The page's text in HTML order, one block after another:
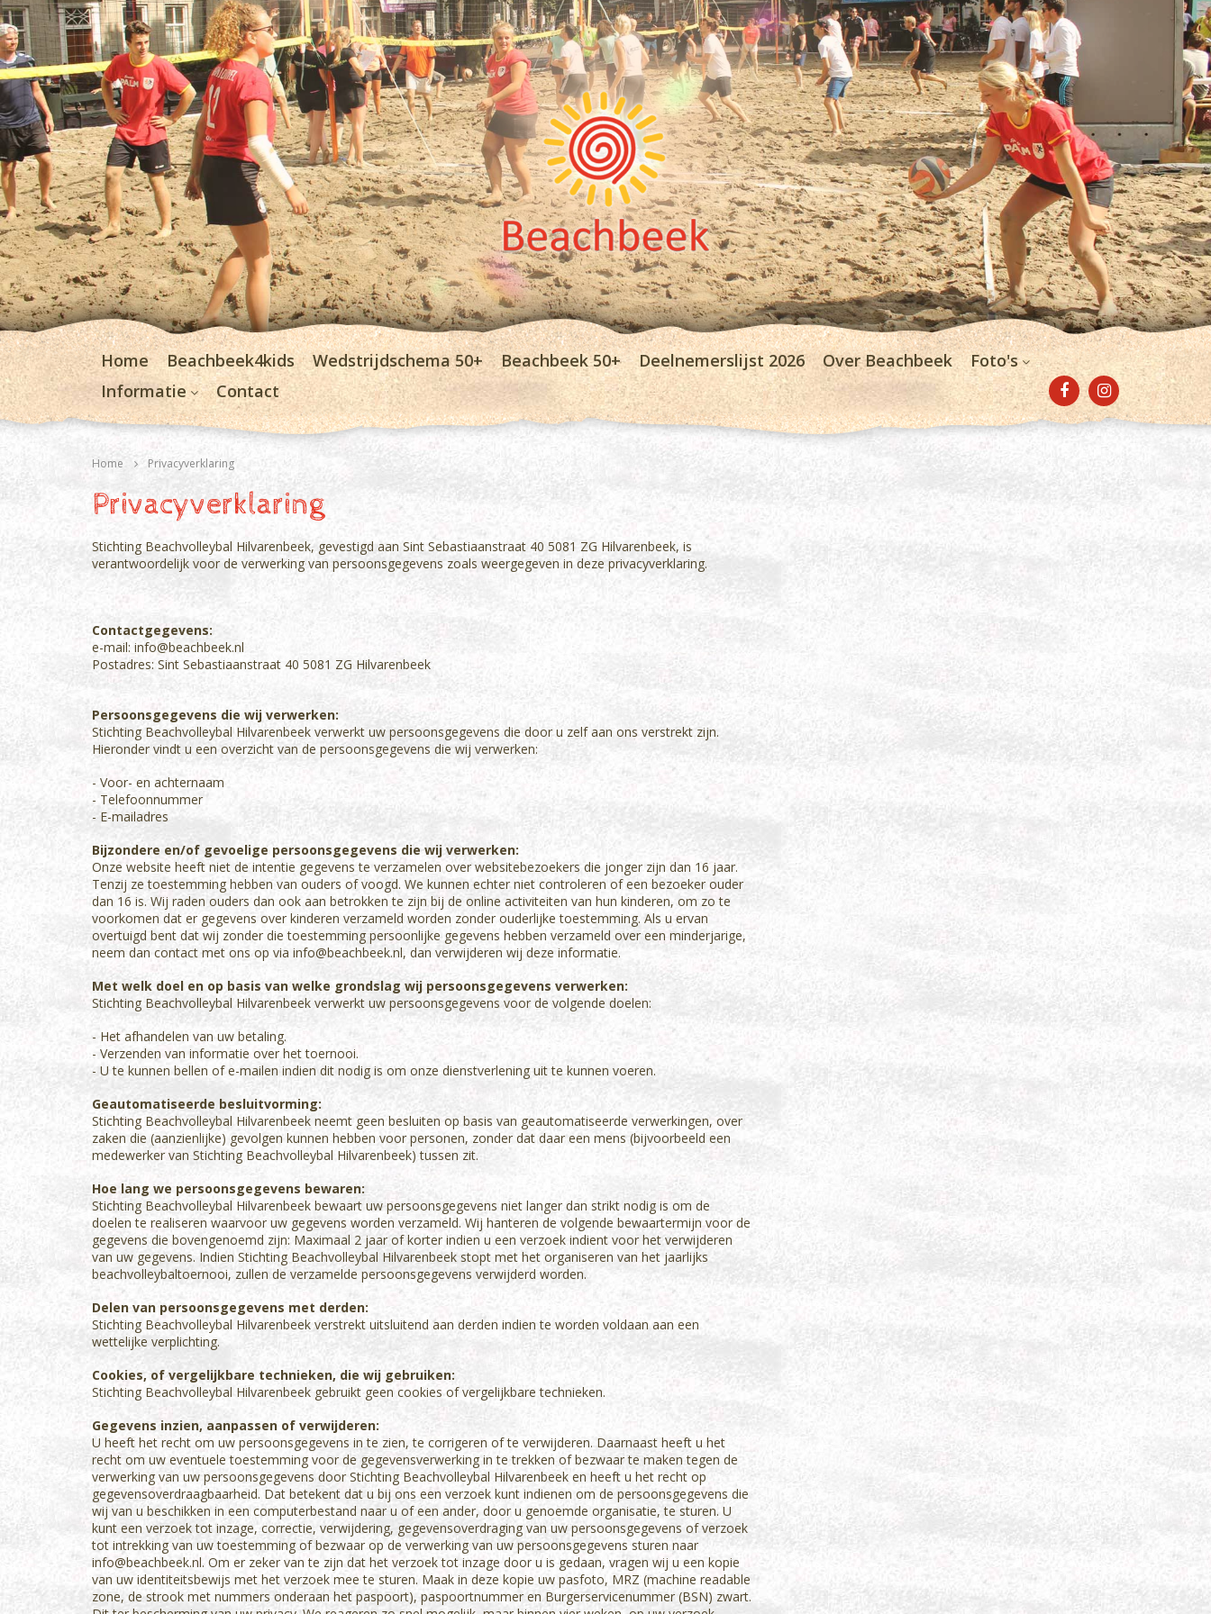
Home Beachbeek4kids Wedstrijdschema 50+ Beachbeek 50+ Deelnemerslijst 2026 Over Beachbeek
Foto's
Informatie
Contact
Home Privacyverklaring
Privacyverklaring
Stichting Beachvolleybal Hilvarenbeek, gevestigd aan Sint Sebastiaanstraat 40 5081 ZG Hilvarenbeek, is
verantwoordelijk voor de verwerking van persoonsgegevens zoals weergegeven in deze privacyverklaring.
Contactgegevens:
e-mail: info@beachbeek.nl
Postadres: Sint Sebastiaanstraat 40 5081 ZG Hilvarenbeek
Persoonsgegevens die wij verwerken:
Stichting Beachvolleybal Hilvarenbeek verwerkt uw persoonsgegevens die door u zelf aan ons verstrekt zijn.
Hieronder vindt u een overzicht van de persoonsgegevens die wij verwerken:
- Voor- en achternaam
- Telefoonnummer
- E-mailadres
Bijzondere en/of gevoelige persoonsgegevens die wij verwerken:
Onze website heeft niet de intentie gegevens te verzamelen over websitebezoekers die jonger zijn dan 16 jaar.
Tenzij ze toestemming hebben van ouders of voogd. We kunnen echter niet controleren of een bezoeker ouder
dan 16 is. Wij raden ouders dan ook aan betrokken te zijn bij de online activiteiten van hun kinderen, om zo te
voorkomen dat er gegevens over kinderen verzameld worden zonder ouderlijke toestemming. Als u ervan
overtuigd bent dat wij zonder die toestemming persoonlijke gegevens hebben verzameld over een minderjarige,
neem dan contact met ons op via info@beachbeek.nl, dan verwijderen wij deze informatie.
Met welk doel en op basis van welke grondslag wij persoonsgegevens verwerken:
Stichting Beachvolleybal Hilvarenbeek verwerkt uw persoonsgegevens voor de volgende doelen:
- Het afhandelen van uw betaling.
- Verzenden van informatie over het toernooi.
- U te kunnen bellen of e-mailen indien dit nodig is om onze dienstverlening uit te kunnen voeren.
Geautomatiseerde besluitvorming:
Stichting Beachvolleybal Hilvarenbeek neemt geen besluiten op basis van geautomatiseerde verwerkingen, over
zaken die (aanzienlijke) gevolgen kunnen hebben voor personen, zonder dat daar een mens (bijvoorbeeld een
medewerker van Stichting Beachvolleybal Hilvarenbeek) tussen zit.
Hoe lang we persoonsgegevens bewaren:
Stichting Beachvolleybal Hilvarenbeek bewaart uw persoonsgegevens niet langer dan strikt nodig is om de
doelen te realiseren waarvoor uw gegevens worden verzameld. Wij hanteren de volgende bewaartermijn voor de
gegevens die bovengenoemd zijn: Maximaal 2 jaar of korter indien u een verzoek indient voor het verwijderen
van uw gegevens. Indien Stichting Beachvolleybal Hilvarenbeek stopt met het organiseren van het jaarlijks
beachvolleybaltoernooi, zullen de verzamelde persoonsgegevens verwijderd worden.
Delen van persoonsgegevens met derden:
Stichting Beachvolleybal Hilvarenbeek verstrekt uitsluitend aan derden indien te worden voldaan aan een
wettelijke verplichting.
Cookies, of vergelijkbare technieken, die wij gebruiken:
Stichting Beachvolleybal Hilvarenbeek gebruikt geen cookies of vergelijkbare technieken.
Gegevens inzien, aanpassen of verwijderen:
U heeft het recht om uw persoonsgegevens in te zien, te corrigeren of te verwijderen. Daarnaast heeft u het
recht om uw eventuele toestemming voor de gegevensverwerking in te trekken of bezwaar te maken tegen de
verwerking van uw persoonsgegevens door Stichting Beachvolleybal Hilvarenbeek en heeft u het recht op
gegevensoverdraagbaarheid. Dat betekent dat u bij ons een verzoek kunt indienen om de persoonsgegevens die
wij van u beschikken in een computerbestand naar u of een ander, door u genoemde organisatie, te sturen. U
kunt een verzoek tot inzage, correctie, verwijdering, gegevensoverdraging van uw persoonsgegevens of verzoek
tot intrekking van uw toestemming of bezwaar op de verwerking van uw persoonsgegevens sturen naar
info@beachbeek.nl. Om er zeker van te zijn dat het verzoek tot inzage door u is gedaan, vragen wij u een kopie
van uw identiteitsbewijs met het verzoek mee te sturen. Maak in deze kopie uw pasfoto, MRZ (machine readable
zone, de strook met nummers onderaan het paspoort), paspoortnummer en Burgerservicenummer (BSN) zwart.